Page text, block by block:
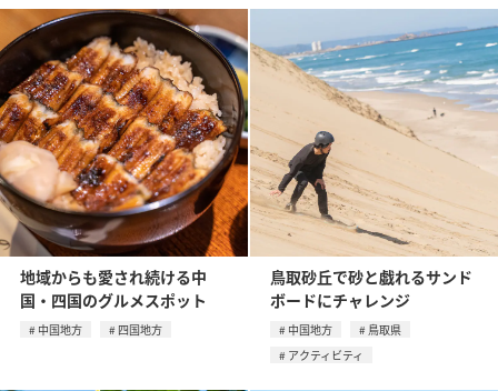
地域からも愛され続ける中
国・四国のグルメスポット
中国地方 四国地方
鳥取砂丘で砂と戯れるサンド
ボードにチャレンジ
中国地方
鳥取県
アクティビティ